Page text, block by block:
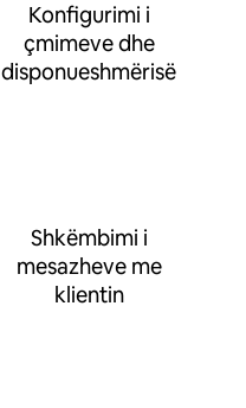
Konfigurimi i
çmimeve dhe
disponueshmërisë
Shkëmbimi i
mesazheve me
klientin